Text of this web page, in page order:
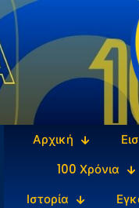
Αρχική
100 Χρόνια
Ιστορία